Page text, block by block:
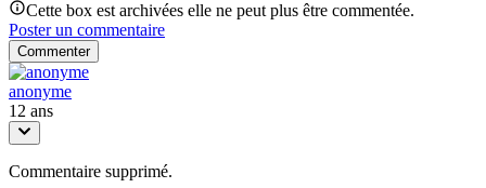
Cette box est archivées elle ne peut plus être commentée.
Poster un commentaire
Commenter
anonyme
12 ans
Commentaire supprimé.